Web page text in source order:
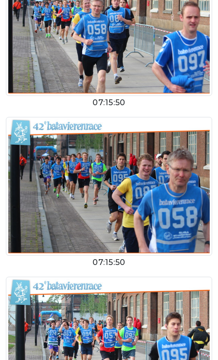
07:15:50
07:15:50